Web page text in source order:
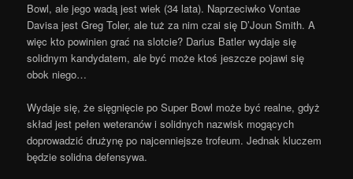
Bowl, ale jego wadą jest wiek (34 lata). Naprzeciwko Vontae
Davisa jest Greg Toler, ale tuż za nim czai się D’Joun Smith. A
więc kto powinien grać na slotcie? Darius Batler wydaje się
solidnym kandydatem, ale być może ktoś jeszcze pojawi się
obok niego…
Wydaje się, że sięgnięcie po Super Bowl może być realne, gdyż
skład jest pełen weteranów i solidnych nazwisk mogących
doprowadzić drużynę po najcenniejsze trofeum. Jednak kluczem
będzie solidna defensywa.